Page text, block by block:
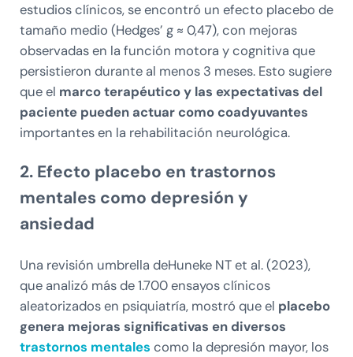
estudios clínicos, se encontró un efecto placebo de
tamaño medio (Hedges’ g ≈ 0,47), con mejoras
observadas en la función motora y cognitiva que
persistieron durante al menos 3 meses. Esto sugiere
que el marco terapéutico y las expectativas del
paciente pueden actuar como coadyuvantes
importantes en la rehabilitación neurológica.
2. Efecto placebo en trastornos
mentales como depresión y
ansiedad
Una revisión umbrella deHuneke NT et al. (2023),
que analizó más de 1.700 ensayos clínicos
aleatorizados en psiquiatría, mostró que el placebo
genera mejoras significativas en diversos
trastornos mentales como la depresión mayor, los